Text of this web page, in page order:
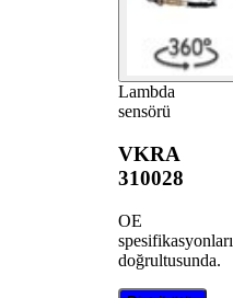
Lambda
sensörü
VKRA
310028
OE
spesifikasyonları
doğrultusunda.